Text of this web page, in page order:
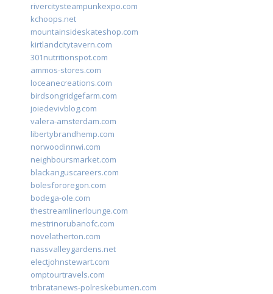
rivercitysteampunkexpo.com
kchoops.net
mountainsideskateshop.com
kirtlandcitytavern.com
301nutritionspot.com
ammos-stores.com
loceanecreations.com
birdsongridgefarm.com
joiedevivblog.com
valera-amsterdam.com
libertybrandhemp.com
norwoodinnwi.com
neighboursmarket.com
blackanguscareers.com
bolesfororegon.com
bodega-ole.com
thestreamlinerlounge.com
mestrinorubanofc.com
novelatherton.com
nassvalleygardens.net
electjohnstewart.com
omptourtravels.com
tribratanews-polreskebumen.com